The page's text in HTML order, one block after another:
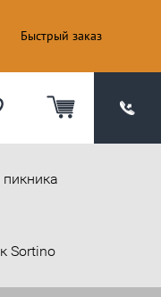
Быстрый заказ
Sortino